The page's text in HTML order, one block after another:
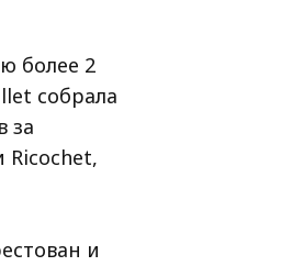
более 2
собрала
за
Ricochet,
и